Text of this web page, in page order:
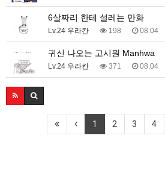
6살짜리 한테 설레는 만화
Lv.24 우라칸 198 08.04
귀신 나오는 고시원 Manhwa
Lv.24 우라칸 371 08.04
1 2 3 4